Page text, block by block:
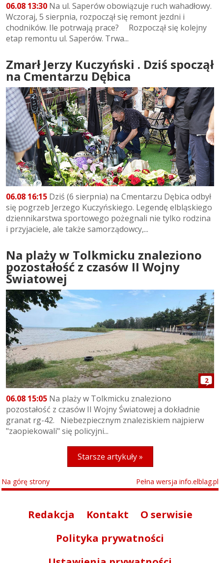
06.08 13:30 Na ul. Saperów obowiązuje ruch wahadłowy.
Wczoraj, 5 sierpnia, rozpoczął się remont jezdni i
chodników. Ile potrwają prace? Rozpoczął się kolejny
etap remontu ul. Saperów. Trwa...
Zmarł Jerzy Kuczyński . Dziś spoczął
na Cmentarzu Dębica
06.08 16:15 Dziś (6 sierpnia) na Cmentarzu Dębica odbył
się pogrzeb Jerzego Kuczyńskiego. Legendę elbląskiego
dziennikarstwa sportowego pożegnali nie tylko rodzina
i przyjaciele, ale także samorządowcy,...
Na plaży w Tolkmicku znaleziono
pozostałość z czasów II Wojny
Światowej
2
06.08 15:05 Na plaży w Tolkmicku znaleziono
pozostałość z czasów II Wojny Światowej a dokładnie
granat rg-42. Niebezpiecznym znaleziskiem najpierw
"zaopiekowali" się policyjni...
Starsze artykuły »
Na górę strony Pełna wersja info.elblag.pl
Redakcja Kontakt
O serwisie
Polityka prywatności